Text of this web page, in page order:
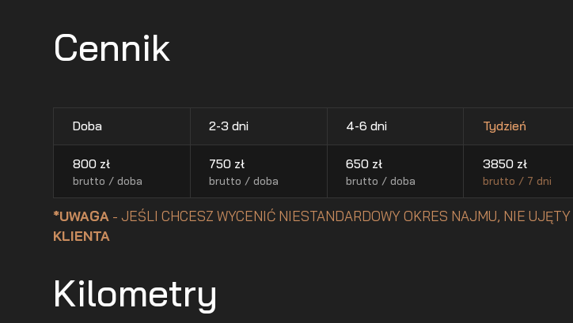
Cennik
Doba
800zł
brutto / doba
2-3 dni
750 zł
brutto / doba
4-6 dni
650zł
brutto / doba
Tydzień
3850zł
brutto / 7 dni
*UWAGA - JEŚLI CHCESZ WYCENIĆ NIESTANDARDOWY OKRES NAJMU, NIE
KLIENTA
Kilometry